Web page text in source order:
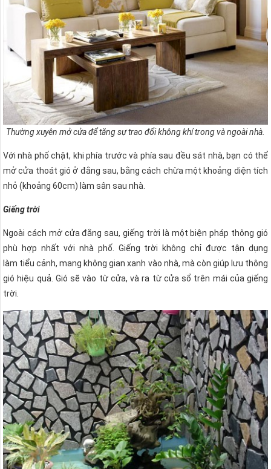
Thường xuyên mở cửa để tăng sự trao đổi không khí trong và ngoài nhà.
Với nhà phố chật, khi phía trước và phía sau đều sát nhà, bạn có thể
mở cửa thoát gió ở đằng sau, bằng cách chừa một khoảng diện tích
nhỏ (khoảng 60cm) làm sân sau nhà.
Giếng trời
Ngoài cách mở cửa đằng sau, giếng trời là một biện pháp thông gió
phù hợp nhất với nhà phố. Giếng trời không chỉ được tận dụng
làm tiểu cảnh, mang không gian xanh vào nhà, mà còn giúp lưu thông
gió hiệu quả. Gió sẽ vào từ cửa, và ra từ cửa sổ trên mái của giếng
trời.